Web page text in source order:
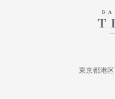
東京都港